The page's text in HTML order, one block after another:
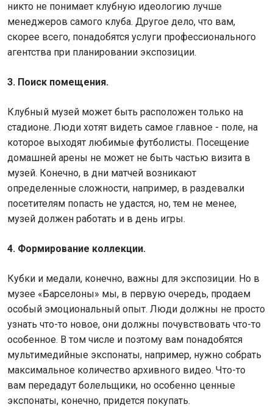
никто не понимает клубную идеологию лучше
менеджеров самого клуба. Другое дело, что вам,
скорее всего, понадобятся услуги профессионального
агентства при планировании экспозиции.
3. Поиск помещения.
Клубный музей может быть расположен только на
стадионе. Люди хотят видеть самое главное - поле, на
которое выходят любимые футболисты. Посещение
домашней арены не может не быть частью визита в
музей. Конечно, в дни матчей возникают
определенные сложности, например, в раздевалки
посетителям попасть не удастся, но, тем не менее,
музей должен работать и в день игры.
4. Формирование коллекции.
Кубки и медали, конечно, важны для экспозиции. Но в
музее «Барселоны» мы, в первую очередь, продаем
особый эмоциональный опыт. Люди должны не просто
узнать что-то новое, они должны почувствовать что-то
особенное. В том числе и поэтому вам понадобятся
мультимедийные экспонаты, например, нужно собрать
максимальное количество архивного видео. Что-то
вам передадут болельщики, но особенно ценные
экспонаты, конечно, придется покупать.